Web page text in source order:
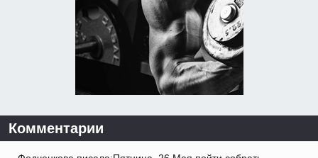
Комментарии